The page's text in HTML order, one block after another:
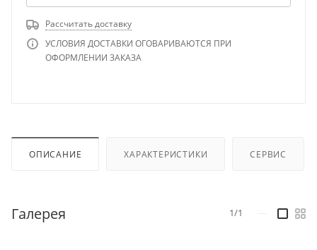
Рассчитать доставку
УСЛОВИЯ ДОСТАВКИ ОГОВАРИВАЮТСЯ ПРИ
ОФОРМЛЕНИИ ЗАКАЗА
ОПИСАНИЕ ХАРАКТЕРИСТИКИ СЕРВИС
Галерея 1/1